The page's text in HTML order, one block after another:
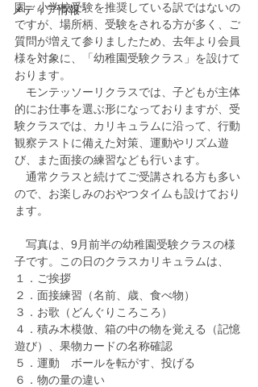
メディア情報
園、小学校受験を推奨している訳ではないの
ですが、場所柄、受験をされる方が多く、ご
質問が増えて参りましたため、去年より会員
様を対象に、「幼稚園受験クラス」を設けて
おります。
モンテッソーリクラスでは、子どもが主体
的にお仕事を選ぶ形になっておりますが、受
験クラスでは、カリキュラムに沿って、行動
観察テストに備えた対策、運動やリズム遊
び、また面接の練習なども行います。
通常クラスと続けてご受講される方も多い
ので、お楽しみのおやつタイムも設けており
ます。
写真は、9月前半の幼稚園受験クラスの様
子です。この日のクラスカリキュラムは、
１．ご挨拶
２．面接練習（名前、歳、食べ物）
３．お歌（どんぐりころころ）
４．積み木模倣、箱の中の物を覚える（記憶
遊び）、果物カードの名称確認
５．運動　ボールを転がす、投げる
６．物の量の違い